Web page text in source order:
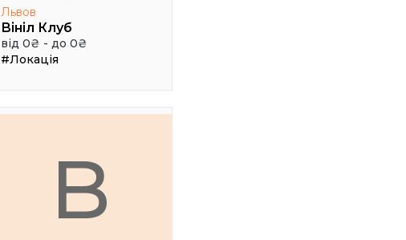
Львов
Вініл Клуб
від 0₴ - до 0₴
#Локація
B